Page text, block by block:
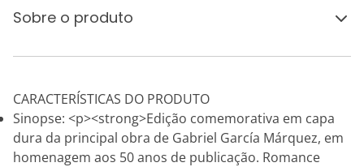
Sobre o produto
CARACTERÍSTICAS DO PRODUTO
Sinopse: <p><strong>Edição comemorativa em capa
dura da principal obra de Gabriel García Márquez, em
homenagem aos 50 anos de publicação. Romance